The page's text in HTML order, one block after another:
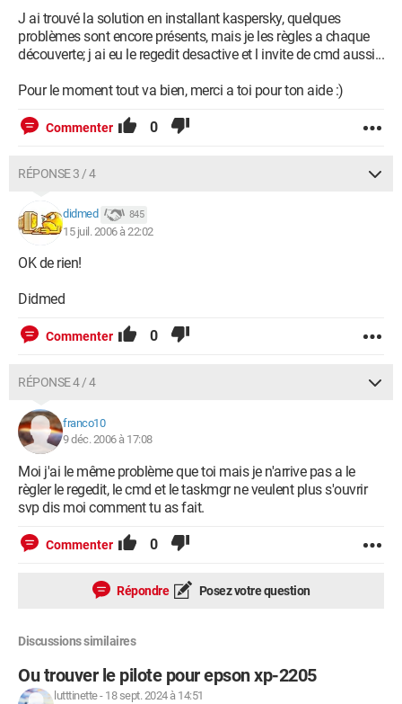
J ai trouvé la solution en installant kaspersky, quelques
problèmes sont encore présents, mais je les règles a chaque
découverte; j ai eu le regedit desactive et l invite de cmd aussi...
Pour le moment tout va bien, merci a toi pour ton aide :)
Commenter 0
RÉPONSE 3 / 4
didmed 845
15 juil. 2006 à 22:02
OK de rien!
Didmed
Commenter 0
RÉPONSE 4 / 4
franco10
9 déc. 2006 à 17:08
Moi j'ai le même problème que toi mais je n'arrive pas a le
règler le regedit, le cmd et le taskmgr ne veulent plus s'ouvrir
svp dis moi comment tu as fait.
Commenter 0
Répondre Posez votre question
Discussions similaires
Ou trouver le pilote pour epson xp-2205
lutttinette- 18 sept. 2024 à 14:51